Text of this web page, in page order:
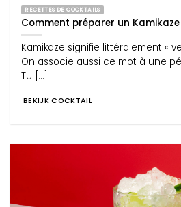
RECETTES DE COCKTAILS
Comment préparer un Kamikaze
Kamikaze signifie littéralement «
On associe aussi ce mot à une
Tu [...]
BEKIJK COCKTAIL